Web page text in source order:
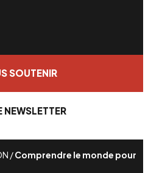
SOUTENIR
NEWSLETTER
/Comprendre le monde pour